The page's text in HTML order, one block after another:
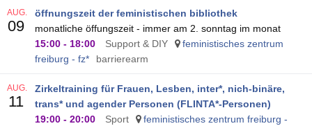
öffnungszeit der feministischen bibliothek
monatliche öffungszeit - immer am 2. sonntag im monat
15:00 - 18:00 Support & DIY
feministisches zentrum
freiburg - fz*
barrierearm
AUG.
09
Zirkeltraining für Frauen, Lesben, inter*, nich-binäre,
trans* und agender Personen (FLINTA*-Personen)
19:00 - 20:00 Sport
feministisches zentrum freiburg -
AUG.
11